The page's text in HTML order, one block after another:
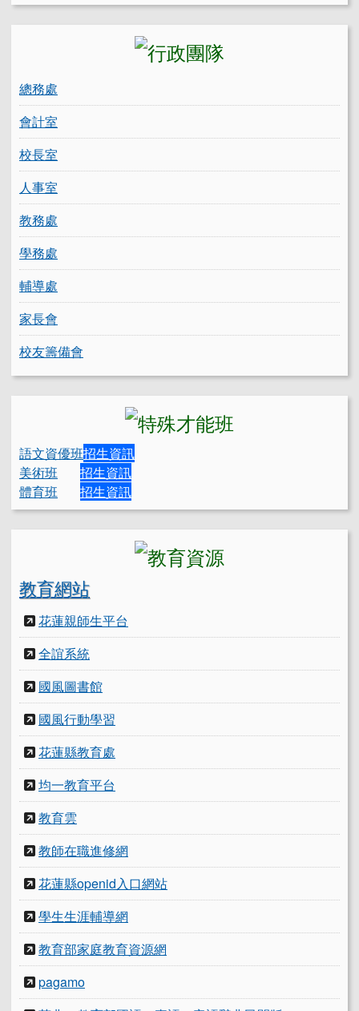
總務處
會計室
校長室
人事室
教務處
學務處
輔導處
家長會
校友籌備會
語文資優班招生資訊
美術班
招生資訊
體育班
招生資訊
教育網站
花蓮親師生平台
全誼系統
國風圖書館
國風行動學習
花蓮縣教育處
均一教育平台
教育雲
教師在職進修網
花蓮縣openid入口網站
學生生涯輔導網
教育部家庭教育資源網
pagamo